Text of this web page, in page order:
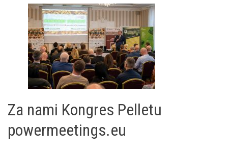
Za nami Kongres Pelletu
powermeetings.eu